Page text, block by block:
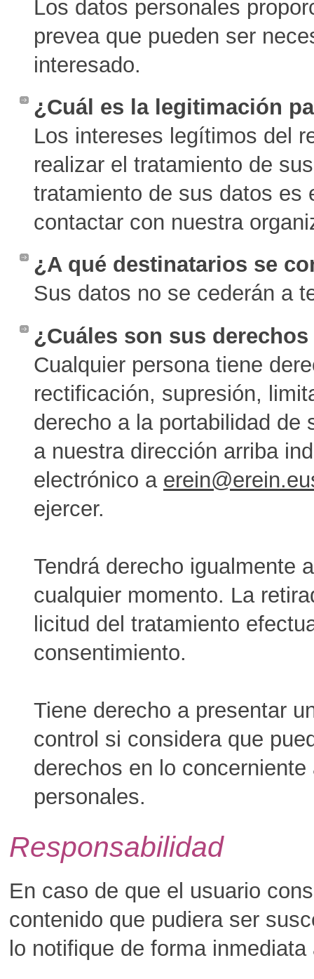
Los datos personales
prevea que pueden ser
interesado.
¿Cuál es la legitimación
Los intereses legítimos del
realizar el tratamiento de
tratamiento de sus datos es
contactar con nuestra
¿A qué destinatarios se
Sus datos no se cederán a
¿Cuáles son sus
Cualquier persona tiene
rectificación, supresión,
derecho a la portabilidad de
a nuestra dirección arriba
electrónico a
ejercer.
Tendrá derecho igualmente
cualquier momento. La
licitud del tratamiento
consentimiento.
Tiene derecho a presentar
control si considera que
derechos en lo
personales.
Responsabilidad
En caso de que el usuario
contenido que pudiera ser
lo notifique de forma